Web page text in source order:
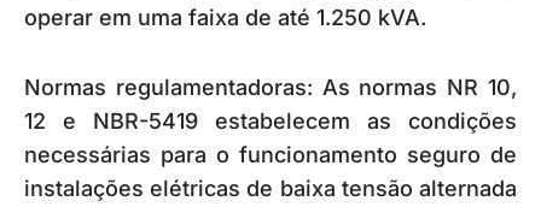
operar em uma faixa de até 1.250 kVA.
Normas regulamentadoras: As normas NR 10,
12 e NBR-5419 estabelecem as condições
necessárias para o funcionamento seguro de
instalações elétricas de baixa tensão alternada